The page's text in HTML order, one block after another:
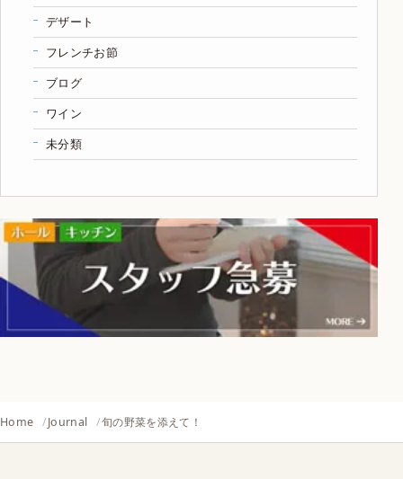
デザート
フレンチお節
ブログ
ワイン
未分類
Home Journal 旬の野菜を添えて！